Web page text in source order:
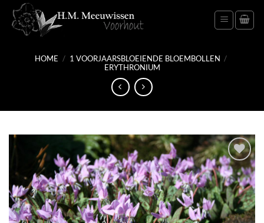
naar
inhoud
HOME / 1 VOORJAARSBLOEIENDE BLOEMBOLLEN /
ERYTHRONIUM
Toevoegen
aan
verlanglijst